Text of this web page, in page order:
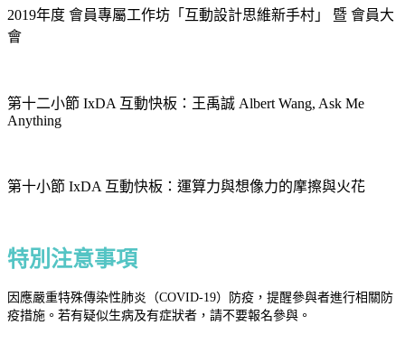
2019年度 會員專屬工作坊「互動設計思維新手村」 暨 會員大
會
第十二小節 IxDA 互動快板：王禹誠 Albert Wang, Ask Me
Anything
第十小節 IxDA 互動快板：運算力與想像力的摩擦與火花
特別注意事項
因應嚴重特殊傳染性肺炎（COVID-19）防疫，提醒參與者進行相關防
疫措施。若有疑似生病及有症狀者，請不要報名參與。